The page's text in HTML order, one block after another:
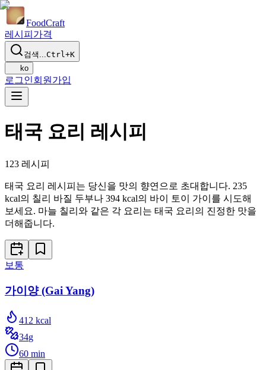
FoodCraft
레시피 가격
검색...Ctrl+K
ko
로그인회원가입
태국 요리 레시피
123 레시피
태국 요리 레시피는 당신을 맛의 향연으로 초대합니다. 235
kcal의 칠리 바질 두부나 394 kcal의 바이 토이 가이를 시도해
보세요. 마늘 칠리와 같은 각 요리는 태국 요리의 진정한 맛을
더해줍니다.
보통
가이양 (Gai Yang)
412 kcal
34g
60 min